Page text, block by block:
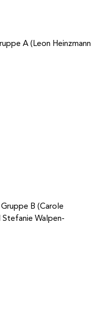
A (Leon Heinzmann
B (Carole
Walpen-